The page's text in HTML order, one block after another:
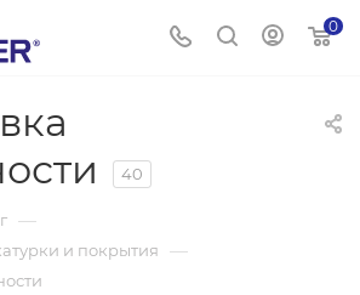
0
40
—
и покрытия —